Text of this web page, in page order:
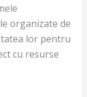
organizate de
lor pentru
cu resurse